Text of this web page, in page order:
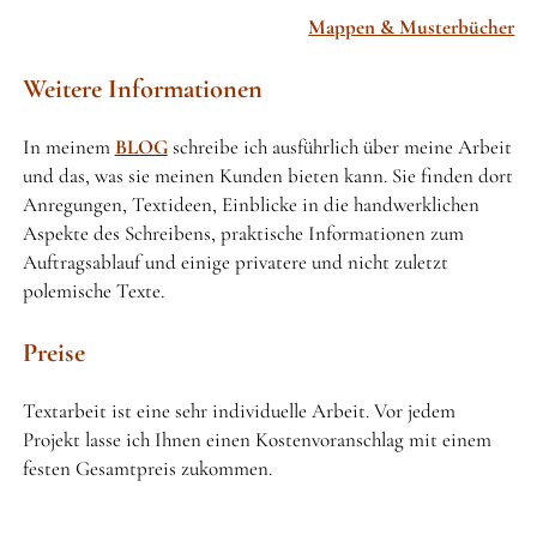
Mappen & Musterbücher
Weitere Informationen
In meinem BLOGschreibe ich ausführlich über meine Arbeit
und das, was sie meinen Kunden bieten kann. Sie finden dort
Anregungen, Textideen, Einblicke in die handwerklichen
Aspekte des Schreibens, praktische Informationen zum
Auftragsablauf und einige privatere und nicht zuletzt
polemische Texte.
Preise
Textarbeit ist eine sehr individuelle Arbeit. Vor jedem
Projekt lasse ich Ihnen einen Kostenvoranschlag mit einem
festen Gesamtpreis zukommen.